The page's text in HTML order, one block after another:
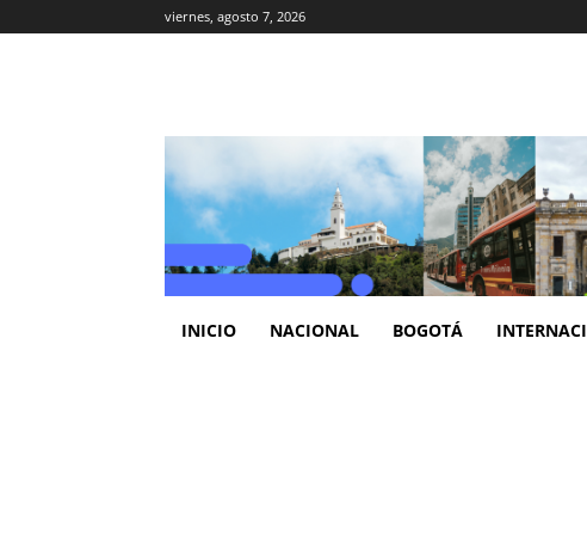
viernes, agosto 7, 2026
INICIO NACIONAL BOGOTÁ